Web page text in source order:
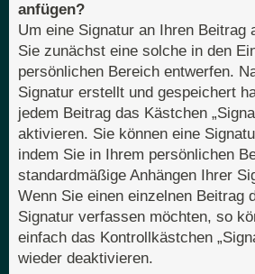
anfügen?
Um eine Signatur an Ihren Beitrag
Sie zunächst eine solche in den
persönlichen Bereich entwerfen.
Signatur erstellt und gespeichert
jedem Beitrag das Kästchen
aktivieren. Sie können eine
indem Sie in Ihrem persönlichen
standardmäßige Anhängen Ihrer
Wenn Sie einen einzelnen Beitrag
Signatur verfassen möchten, so
einfach das Kontrollkästchen
wieder deaktivieren.